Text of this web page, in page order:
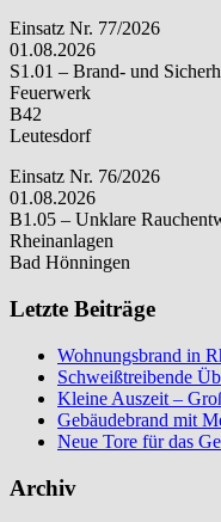
Einsatz Nr. 77/2026
01.08.2026
S1.01 – Brand- und
Feuerwerk
B42
Leutesdorf
Einsatz Nr. 76/2026
01.08.2026
B1.05 – Unklare
Rheinanlagen
Bad Hönningen
Letzte Beiträge
Wohnungsbrand in
Schweißtreibende
Kleine Auszeit –
Gebäudebrand mit
Neue Tore für das
Archiv